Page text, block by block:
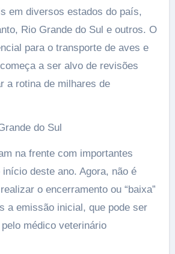
em diversos estados do país,
Rio Grande do Sul e outros. O
para o transporte de aves e
a ser alvo de revisões
a rotina de milhares de
do Sul
na frente com importantes
deste ano. Agora, não é
o encerramento ou “baixa”
a emissão inicial, que pode ser
médico veterinário